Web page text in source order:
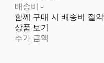
배송비-
함께 구매 시 배송비 절약
상품 보기
추가 금액